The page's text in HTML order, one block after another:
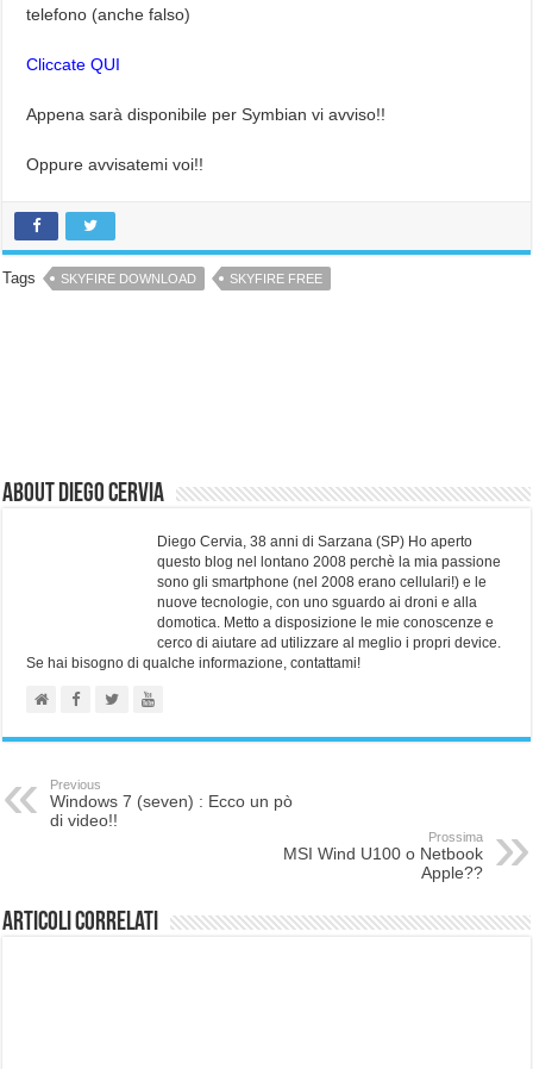
telefono (anche falso)
Cliccate QUI
Appena sarà disponibile per Symbian vi avviso!!
Oppure avvisatemi voi!!
Tags SKYFIRE DOWNLOAD SKYFIRE FREE
About Diego Cervia
Diego Cervia, 38 anni di Sarzana (SP) Ho aperto
questo blog nel lontano 2008 perchè la mia passione
sono gli smartphone (nel 2008 erano cellulari!) e le
nuove tecnologie, con uno sguardo ai droni e alla
domotica. Metto a disposizione le mie conoscenze e
cerco di aiutare ad utilizzare al meglio i propri device.
Se hai bisogno di qualche informazione, contattami!
Previous
Windows 7 (seven) : Ecco un pò
di video!!
Prossima
MSI Wind U100 o Netbook
Apple??
Articoli correlati